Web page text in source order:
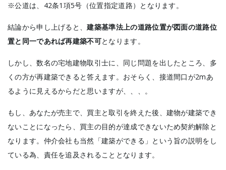
※公道は、42条1項5号（位置指定道路）となります。
結論から申し上げると、建築基準法上の道路位置が図面の道路位
置と同一であれば再建築不可となります。
しかし、数名の宅地建物取引士に、同じ問題を出したところ、多
くの方が再建築できると答えます。おそらく、接道間口が2mあ
るように見えるからだと思いますが、、、。
もし、あなたが売主で、買主と取引を終えた後、建物が建築でき
ないことになったら、買主の目的が達成できないため契約解除と
なります。仲介会社も当然「建築ができる」という旨の説明をし
ている為、責任を追及されることとなります。